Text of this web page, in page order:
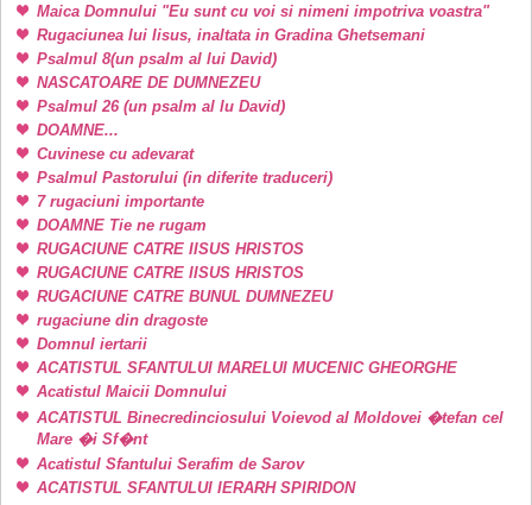
Maica Domnului "Eu sunt cu voi si nimeni impotriva voastra"
Rugaciunea lui Iisus, inaltata in Gradina Ghetsemani
Psalmul 8(un psalm al lui David)
NASCATOARE DE DUMNEZEU
Psalmul 26 (un psalm al lu David)
DOAMNE...
Cuvinese cu adevarat
Psalmul Pastorului (in diferite traduceri)
7 rugaciuni importante
DOAMNE Tie ne rugam
RUGACIUNE CATRE IISUS HRISTOS
RUGACIUNE CATRE IISUS HRISTOS
RUGACIUNE CATRE BUNUL DUMNEZEU
rugaciune din dragoste
Domnul iertarii
ACATISTUL SFANTULUI MARELUI MUCENIC GHEORGHE
Acatistul Maicii Domnului
ACATISTUL Binecredinciosului Voievod al Moldovei �tefan cel
Mare �i Sf�nt
Acatistul Sfantului Serafim de Sarov
ACATISTUL SFANTULUI IERARH SPIRIDON